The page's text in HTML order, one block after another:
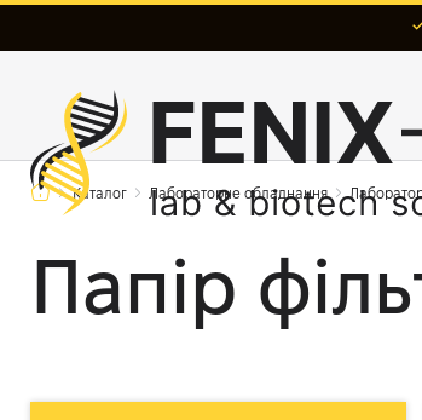
Каталог Лабораторне обладнання
Папір